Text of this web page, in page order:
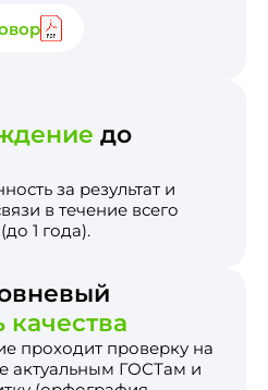
до
за результат и
в течение всего
1 года).
качества
проходит проверку на
актуальным ГОСТам и